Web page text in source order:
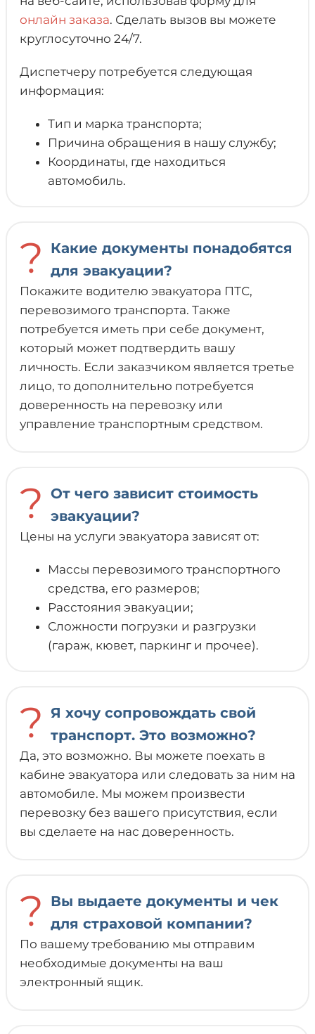
онлайн заказа. Сделать вызов вы можете
круглосуточно 24/7.
Диспетчеру потребуется следующая
информация:
Тип и марка транспорта;
Причина обращения в нашу службу;
Координаты, где находиться
автомобиль.
?
Какие документы понадобятся
для эвакуации?
Покажите водителю эвакуатора ПТС,
перевозимого транспорта. Также
потребуется иметь при себе документ,
который может подтвердить вашу
личность. Если заказчиком является третье
лицо, то дополнительно потребуется
доверенность на перевозку или
управление транспортным средством.
? От чего зависит стоимость
эвакуации?
Цены на услуги эвакуатора зависят от:
Массы перевозимого транспортного
средства, его размеров;
Расстояния эвакуации;
Сложности погрузки и разгрузки
(гараж, кювет, паркинг и прочее).
? Я хочу сопровождать свой
транспорт. Это возможно?
Да, это возможно. Вы можете поехать в
кабине эвакуатора или следовать за ним на
автомобиле. Мы можем произвести
перевозку без вашего присутствия, если
вы сделаете на нас доверенность.
?
Вы выдаете документы и чек
для страховой компании?
По вашему требованию мы отправим
необходимые документы на ваш
электронный ящик.